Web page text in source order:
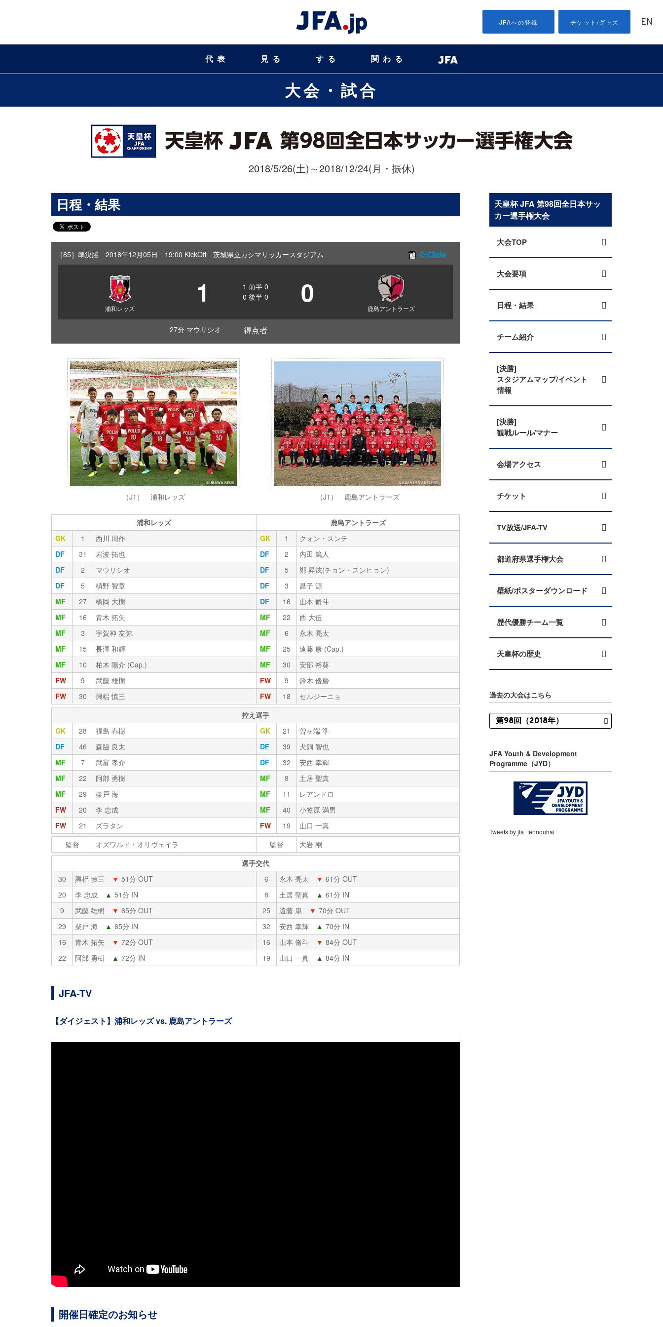
JFAへの登録 チケット/グッズ EN
代表 見る する 関わる
大会・試合
2018/5/26(土)～2018/12/24(月・振休)
日程・結果
［85］準決勝 2018年12月05日 19:00 KickOff 茨城県立カシマサッカースタジアム 公式記録
浦和レッズ 1 1 前半 0
0 後半 0 0 鹿島アントラーズ
27分 マウリシオ 得点者
（J1） 浦和レッズ （J1） 鹿島アントラーズ
浦和レッズ
鹿島アントラーズ
GK
1 西川 周作 GK 1
クォン・スンテ
DF
31 岩波 拓也 DF 2
内田 篤人
DF
2 マウリシオ DF 5
鄭 昇炫(チョン・スンヒョン)
DF
5 槙野 智章 DF 3
昌子 源
MF
27 橋岡 大樹 DF 16
山本 脩斗
MF
16 青木 拓矢 MF 22
西 大伍
MF
3 宇賀神 友弥 MF 6
永木 亮太
MF
15 長澤 和輝 MF 25
遠藤 康 (Cap.)
MF
10 柏木 陽介 (Cap.) MF 30
安部 裕葵
FW
9 武藤 雄樹 FW 9
鈴木 優磨
FW
30 興梠 慎三 FW 18
セルジーニョ
控え選手
GK
28 福島 春樹 GK 21
曽ヶ端 準
DF
46 森脇 良太 DF 39
犬飼 智也
MF
7 武富 孝介 DF 32
安西 幸輝
MF
22 阿部 勇樹 MF 8
土居 聖真
MF
29 柴戸 海 MF 11
レアンドロ
FW
20 李 忠成 MF 40
小笠原 満男
FW
21 ズラタン FW 19
山口 一真
監督
オズワルド・オリヴェイラ 監督
大岩 剛
選手交代
30
興梠 慎三 ▼ 51分 OUT 6 永木 亮太 ▼ 61分 OUT
20
李 忠成 ▲ 51分 IN 8 土居 聖真 ▲ 61分 IN
9
武藤 雄樹 ▼ 65分 OUT 25 遠藤 康 ▼ 70分 OUT
29
柴戸 海 ▲ 65分 IN 32 安西 幸輝 ▲ 70分 IN
16
青木 拓矢 ▼ 72分 OUT 16 山本 脩斗 ▼ 84分 OUT
22
阿部 勇樹 ▲ 72分 IN 19 山口 一真 ▲ 84分 IN
JFA-TV
【ダイジェスト】浦和レッズ vs. 鹿島アントラーズ
開催日確定のお知らせ
天皇杯 JFA 第98回全日本サッ
カー選手権大会
大会TOP
大会要項
日程・結果
チーム紹介
[決勝]
スタジアムマップ/イベント
情報
[決勝]
観戦ルール/マナー
会場アクセス
チケット
TV放送/JFA-TV
都道府県選手権大会
壁紙/ポスターダウンロード
歴代優勝チーム一覧
天皇杯の歴史
過去の大会はこちら
JFA Youth & Development
Programme（JYD）
Tweets by jfa_tennouhai